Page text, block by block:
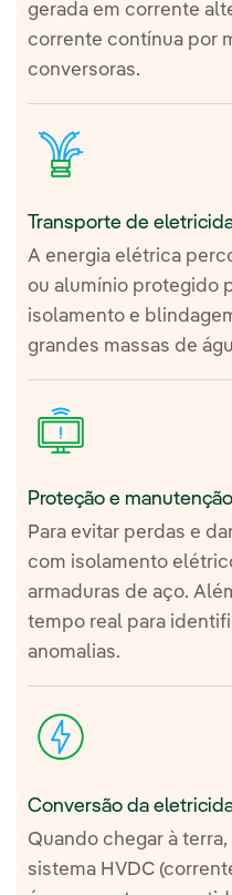
gerada em corrente
corrente contínua por
conversoras.
Transporte de
A energia elétrica
ou alumínio protegido
isolamento e
grandes massas de
Proteção e
Para evitar perdas e
com isolamento
armaduras de aço.
tempo real para
anomalias.
Conversão da
Quando chegar à
sistema HVDC